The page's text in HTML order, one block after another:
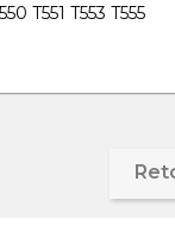
T551 T553 T555